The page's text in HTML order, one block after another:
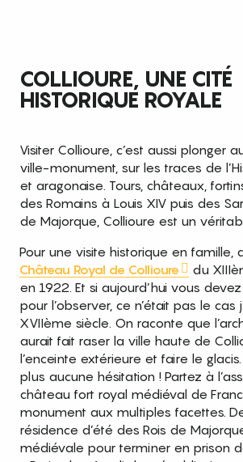
COLLIOURE, UNE CITÉ
HISTORIQUE ROYALE
Visiter Collioure, c’est aussi plonger
ville-monument, sur les traces de
et aragonaise. Tours, châteaux,
des Romains à Louis XIV puis des
de Majorque, Collioure est un
Pour une visite historique en famille,
Château Royal de Collioure
du
en 1922. Et si aujourd’hui vous
pour l’observer, ce n’était pas le cas
XVIIème siècle. On raconte que
aurait fait raser la ville haute de
l’enceinte extérieure et faire le
plus aucune hésitation ! Partez à
château fort royal médiéval de
monument aux multiples facettes.
résidence d’été des Rois de
médiévale pour terminer en prison